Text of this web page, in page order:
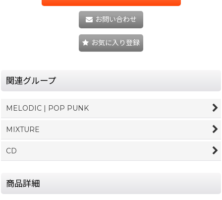
お問い合わせ
お気に入り登録
関連グループ
MELODIC | POP PUNK
MIXTURE
CD
商品詳細